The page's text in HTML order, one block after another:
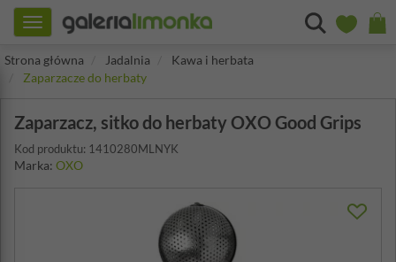
Toggle
navigation
Strona główna
Jadalnia
Kawa i herbata
Zaparzacze do herbaty
Zaparzacz, sitko do herbaty OXO Good Grips
Kod produktu: 1410280MLNYK
Marka: OXO